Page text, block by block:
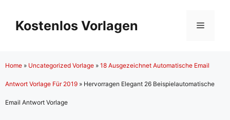
Inhalt
springen
Kostenlos Vorlagen Menü
Home » Uncategorized Vorlage » 18 Ausgezeichnet Automatische Email
Antwort Vorlage Für 2019 » Hervorragen Elegant 26 Beispielautomatische
Email Antwort Vorlage